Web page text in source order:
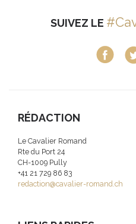
SUIVEZ LE
RÉDACTION
Le Cavalier Romand
Rte du Port 24
CH-1009 Pully
+41 21 729 86 83
redaction@cavalier-romand.ch